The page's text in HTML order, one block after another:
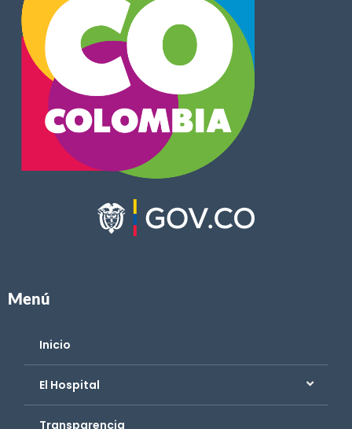
Menú
Inicio
El Hospital
Transparencia